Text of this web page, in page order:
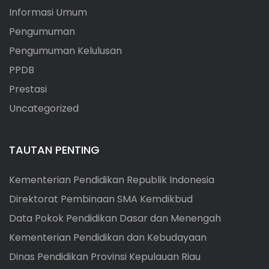
Informasi Umum
Pengumuman
Pengumuman Kelulusan
PPDB
Prestasi
Uncategorized
TAUTAN PENTING
Kementerian Pendidikan Republik Indonesia
Direktorat Pembinaan SMA Kemdikbud
Data Pokok Pendidikan Dasar dan Menengah
Kementerian Pendidikan dan Kebudayaan
Dinas Pendidikan Provinsi Kepulauan Riau